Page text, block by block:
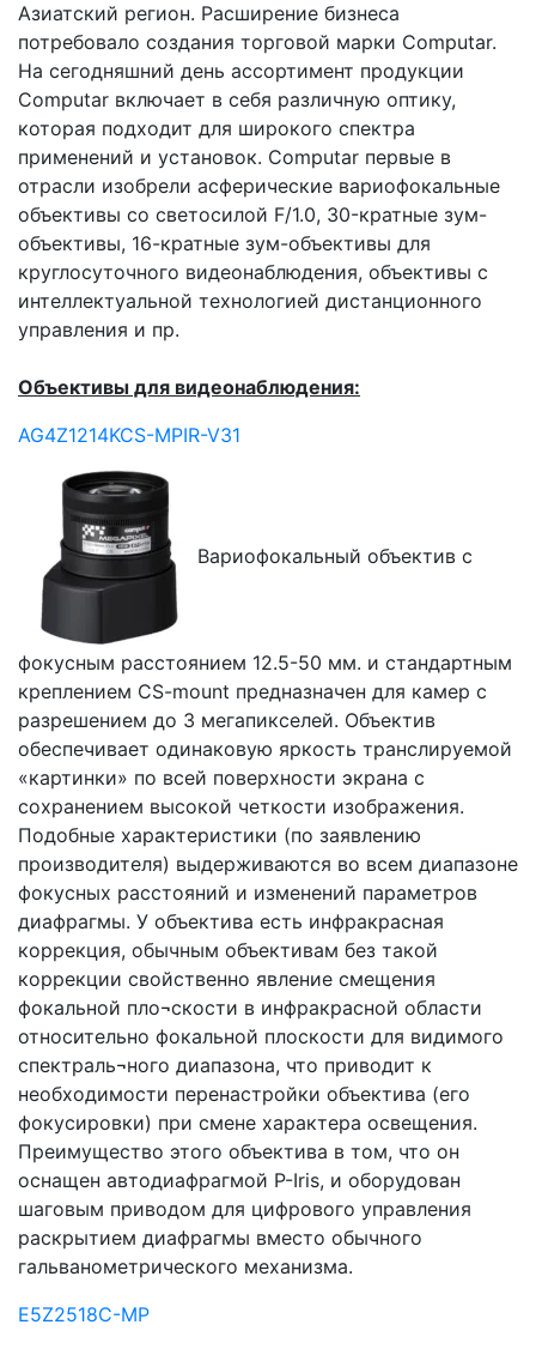
Азиатский регион. Расширение бизнеса
потребовало создания торговой марки Computar.
На сегодняшний день ассортимент продукции
Computar включает в себя различную оптику,
которая подходит для широкого спектра
применений и установок. Computar первые в
отрасли изобрели асферические вариофокальные
объективы со светосилой F/1.0, 30-кратные зум-
объективы, 16-кратные зум-объективы для
круглосуточного видеонаблюдения, объективы с
интеллектуальной технологией дистанционного
управления и пр.
Объективы для видеонаблюдения:
AG4Z1214KCS-MPIR-V31
Вариофокальный объектив с
фокусным расстоянием 12.5-50 мм. и стандартным
креплением CS-mount предназначен для камер с
разрешением до 3 мегапикселей. Объектив
обеспечивает одинаковую яркость транслируемой
«картинки» по всей поверхности экрана с
сохранением высокой четкости изображения.
Подобные характеристики (по заявлению
производителя) выдерживаются во всем диапазоне
фокусных расстояний и изменений параметров
диафрагмы. У объектива есть инфракрасная
коррекция, обычным объективам без такой
коррекции свойственно явление смещения
фокальной пло¬скости в инфракрасной области
относительно фокальной плоскости для видимого
спектраль¬ного диапазона, что приводит к
необходимости перенастройки объектива (его
фокусировки) при смене характера освещения.
Преимущество этого объектива в том, что он
оснащен автодиафрагмой P-Iris, и оборудован
шаговым приводом для цифрового управления
раскрытием диафрагмы вместо обычного
гальванометрического механизма.
E5Z2518C-MP